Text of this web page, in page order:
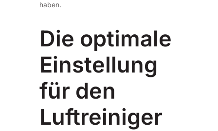
haben.
Die optimale
Einstellung
für den
Luftreiniger